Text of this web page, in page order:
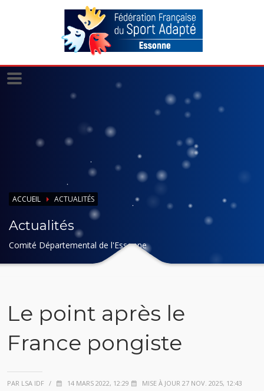
ACCUEIL ACTUALITÉS
Actualités
Comité Départemental de l'Essonne
Le point après le
France pongiste
PAR LSA IDF / 14 MARS 2022, 12:29 MISE À JOUR 27 NOV. 2025, 12:43
Panneau de gestion des cookies